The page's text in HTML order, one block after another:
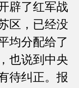
辟了红军战
区，已经没
均分配给了
也说到中央
待纠正。报